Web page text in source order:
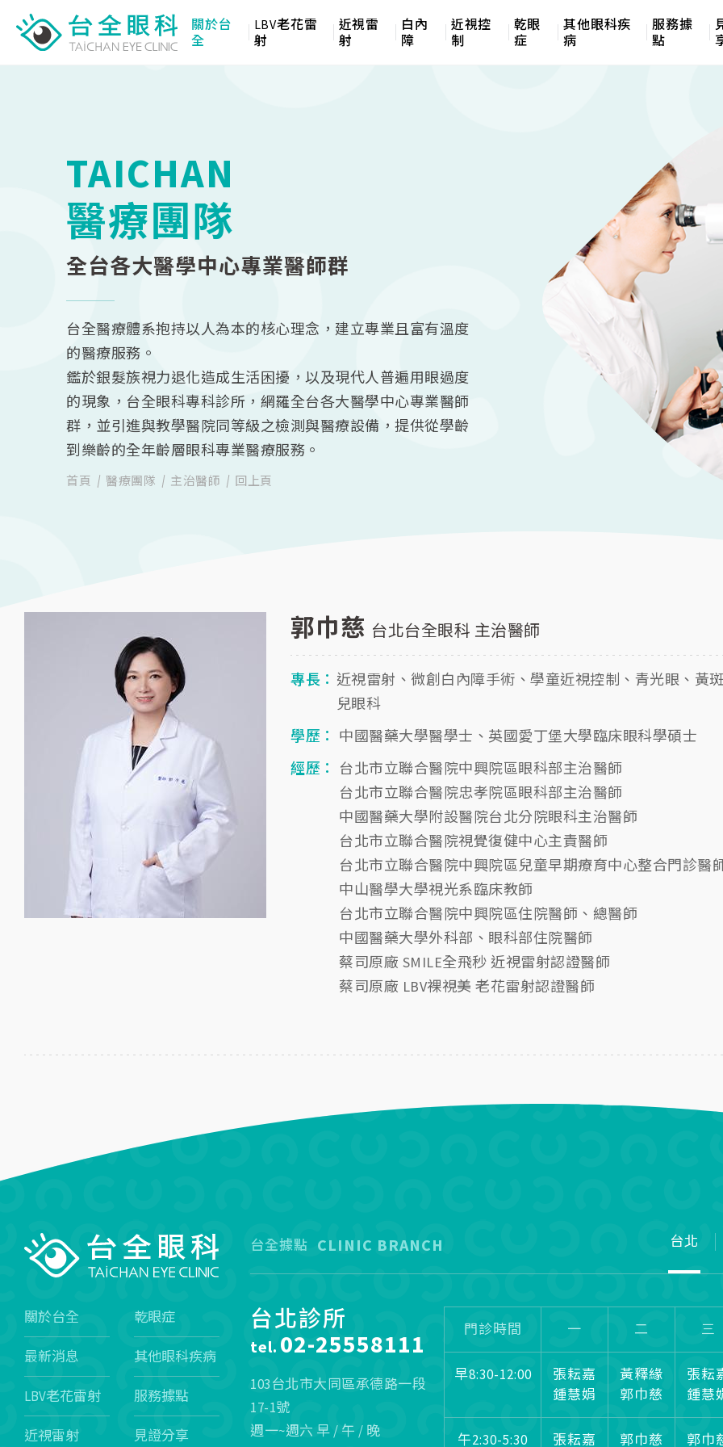
關於台
全
LBV老花雷
射
近視雷
射
白內
障
近視控
制
乾眼
症
其他眼科疾
病
服務據
點
TAICHAN
醫療團隊
全台各大醫學中心專業醫師群
台全醫療體系抱持以人為本的核心理念，建立專業且富有溫度
的醫療服務。
鑑於銀髮族視力退化造成生活困擾，以及現代人普遍用眼過度
的現象，台全眼科專科診所，網羅全台各大醫學中心專業醫師
群，並引進與教學醫院同等級之檢測與醫療設備，提供從學齡
到樂齡的全年齡層眼科專業醫療服務。
首頁 醫療團隊 主治醫師 回上頁
郭巾慈 台北台全眼科 主治醫師
專長： 近視雷射、微創白內障手術、學童近視控制、青光眼、黃
兒眼科
學歷：
中國醫藥大學醫學士、英國愛丁堡大學臨床眼科學碩士
經歷：
台北市立聯合醫院中興院區眼科部主治醫師
台北市立聯合醫院忠孝院區眼科部主治醫師
中國醫藥大學附設醫院台北分院眼科主治醫師
台北市立聯合醫院視覺復健中心主責醫師
台北市立聯合醫院中興院區兒童早期療育中心整合門診醫
中山醫學大學視光系臨床教師
台北市立聯合醫院中興院區住院醫師、總醫師
中國醫藥大學外科部、眼科部住院醫師
蔡司原廠 SMILE全飛秒 近視雷射認證醫師
蔡司原廠 LBV裸視美 老花雷射認證醫師
關於台全
最新消息
LBV老花雷射
近視雷射
乾眼症
其他眼科疾病
服務據點
見證分享
台全據點 CLINIC BRANCH 台北
台北診所
tel. 02-25558111
103台北市大同區承德路一段
17-1號
週一~週六 早 / 午 / 晚
門診時間 一 二 三
早8:30-12:00
張耘嘉
鍾慧娟
黃釋緣
郭巾慈
張耘
鍾慧
午2:30-5:30 張耘嘉 郭巾慈 郭巾